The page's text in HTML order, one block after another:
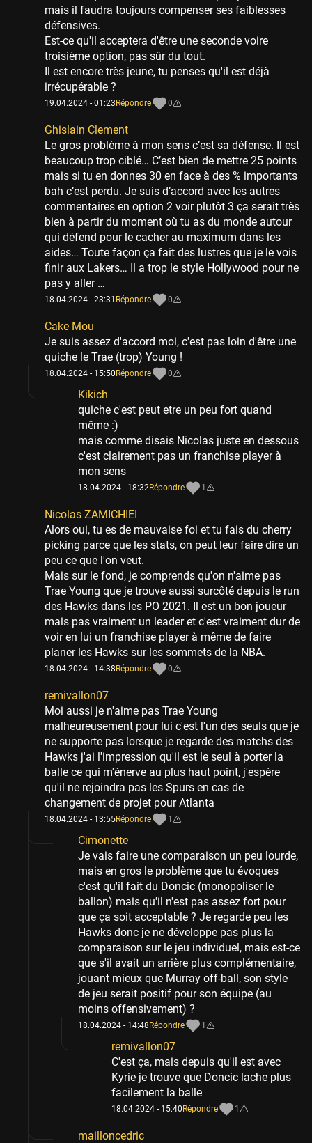
mais il faudra toujours compenser ses faiblesses
défensives.
Est-ce qu'il acceptera d'être une seconde voire
troisième option, pas sûr du tout.
Il est encore très jeune, tu penses qu'il est déjà
irrécupérable ?
19.04.2024 - 01:23 Répondre 0
Ghislain Clement
Le gros problème à mon sens c’est sa défense. Il est
beaucoup trop ciblé… C’est bien de mettre 25 points
mais si tu en donnes 30 en face à des % importants
bah c’est perdu. Je suis d’accord avec les autres
commentaires en option 2 voir plutôt 3 ça serait très
bien à partir du moment où tu as du monde autour
qui défend pour le cacher au maximum dans les
aides… Toute façon ça fait des lustres que je le vois
finir aux Lakers… Il a trop le style Hollywood pour ne
pas y aller …
18.04.2024 - 23:31 Répondre 0
Cake Mou
Je suis assez d'accord moi, c'est pas loin d'être une
quiche le Trae (trop) Young !
18.04.2024 - 15:50 Répondre 0
Kikich
quiche c'est peut etre un peu fort quand
même :)
mais comme disais Nicolas juste en dessous
c'est clairement pas un franchise player à
mon sens
18.04.2024 - 18:32Répondre 1
Nicolas ZAMICHIEI
Alors oui, tu es de mauvaise foi et tu fais du cherry
picking parce que les stats, on peut leur faire dire un
peu ce que l'on veut.
Mais sur le fond, je comprends qu'on n'aime pas
Trae Young que je trouve aussi surcôté depuis le run
des Hawks dans les PO 2021. Il est un bon joueur
mais pas vraiment un leader et c'est vraiment dur de
voir en lui un franchise player à même de faire
planer les Hawks sur les sommets de la NBA.
18.04.2024 - 14:38 Répondre 0
remivallon07
Moi aussi je n'aime pas Trae Young
malheureusement pour lui c'est l'un des seuls que je
ne supporte pas lorsque je regarde des matchs des
Hawks j'ai l'impression qu'il est le seul à porter la
balle ce qui m'énerve au plus haut point, j'espère
qu'il ne rejoindra pas les Spurs en cas de
changement de projet pour Atlanta
18.04.2024 - 13:55Répondre 1
Cimonette
Je vais faire une comparaison un peu lourde,
mais en gros le problème que tu évoques
c'est qu'il fait du Doncic (monopoliser le
ballon) mais qu'il n'est pas assez fort pour
que ça soit acceptable ? Je regarde peu les
Hawks donc je ne développe pas plus la
comparaison sur le jeu individuel, mais est-ce
que s'il avait un arrière plus complémentaire,
jouant mieux que Murray off-ball, son style
de jeu serait positif pour son équipe (au
moins offensivement) ?
18.04.2024 - 14:48 Répondre 1
remivallon07
C'est ça, mais depuis qu'il est avec
Kyrie je trouve que Doncic lache plus
facilement la balle
18.04.2024 - 15:40 Répondre 1
mailloncedric